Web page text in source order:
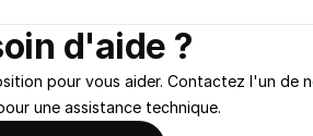
d'aide ?
pour vous aider. Contactez l'un de
une assistance technique.